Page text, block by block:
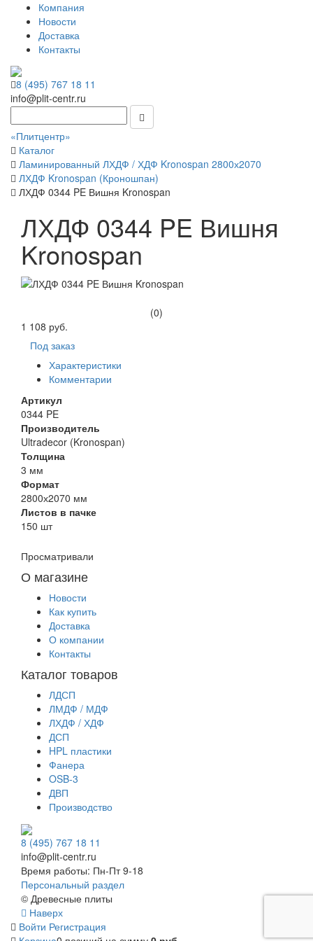
Компания
Новости
Доставка
Контакты
8 (495) 767 18 11
info@plit-centr.ru
«Плитцентр»
Каталог
Ламинированный ЛХДФ / ХДФ Kronospan 2800х2070
ЛХДФ Kronospan (Кроношпан)
ЛХДФ 0344 PE Вишня Kronospan
ЛХДФ 0344 PE Вишня
Kronospan
(0)
1 108 руб.
Под заказ
Характеристики
Комментарии
Артикул
0344 PE
Производитель
Ultradecor (Kronospan)
Толщина
3 мм
Формат
2800х2070 мм
Листов в пачке
150 шт
Просматривали
О магазине
Новости
Как купить
Доставка
О компании
Контакты
Каталог товаров
ЛДСП
ЛМДФ / МДФ
ЛХДФ / ХДФ
ДСП
HPL пластики
Фанера
OSB-3
ДВП
Производство
8 (495) 767 18 11
info@plit-centr.ru
Время работы: Пн-Пт 9-18
Персональный раздел
© Древесные плиты
Наверх
Войти Регистрация